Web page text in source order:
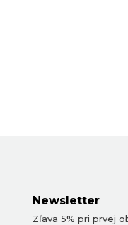
Newsletter
Zľava 5% pri prvej